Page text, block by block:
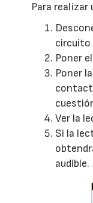
Para realizar
circuito
Poner
Poner
Ver la
Si la
audible.